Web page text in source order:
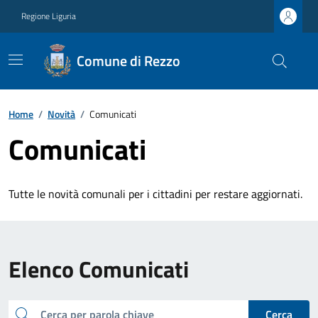
Regione Liguria
Comune di Rezzo
Home / Novità / Comunicati
Comunicati
Tutte le novità comunali per i cittadini per restare aggiornati.
Elenco Comunicati
cerca Cerca